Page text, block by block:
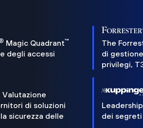
Magic Quadrant™
degli accessi
The
di
privilegi,
Valutazione
di soluzioni
sicurezza delle
dei segreti